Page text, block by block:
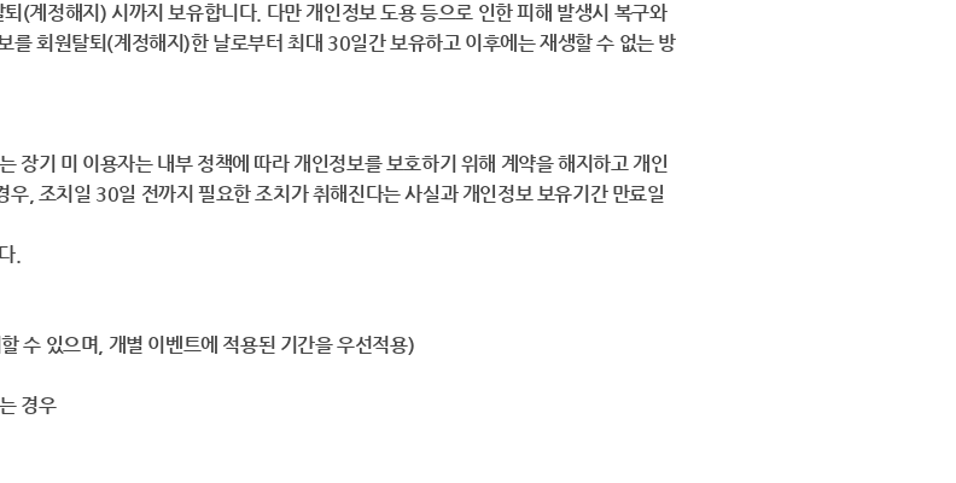
(계정해지) 시까지 보유합니다. 다만 개인정보 도용 등으로 인한 피해 발생시 복구와
를 회원탈퇴(계정해지)한 날로부터 최대 30일간 보유하고 이후에는 재생할 수 없는 방
장기 미 이용자는 내부 정책에 따라 개인정보를 보호하기 위해 계약을 해지하고 개인
, 조치일 30일 전까지 필요한 조치가 취해진다는 사실과 개인정보 보유기간 만료일
.
수 있으며, 개별 이벤트에 적용된 기간을 우선적용)
경우